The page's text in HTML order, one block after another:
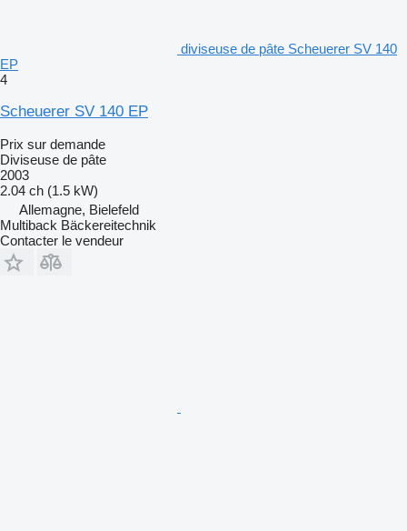
diviseuse de pâte Scheuerer SV 140
EP
4
Scheuerer SV 140 EP
Prix sur demande
Diviseuse de pâte
2003
2.04 ch (1.5 kW)
Allemagne, Bielefeld
Multiback Bäckereitechnik
Contacter le vendeur